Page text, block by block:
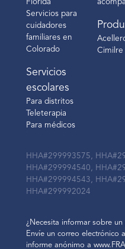
Florida
Servicios para
cuidadores
familiares en
Colorado
Servicios
escolares
Para distritos
Teleterapia
Para médicos
Cimilre
HHA#299993575,
HHA#299994540,
HHA#299994543,
HHA#299992024
¿Necesita informar sobre
Envíe un correo electrónico
informe anónimo a